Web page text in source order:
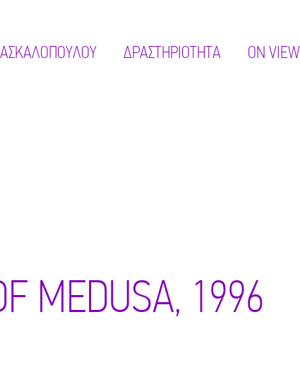
ΔΡΑΣΤΗΡΙΌΤΗΤΑ ON VIEW
MEDUSA, 1996